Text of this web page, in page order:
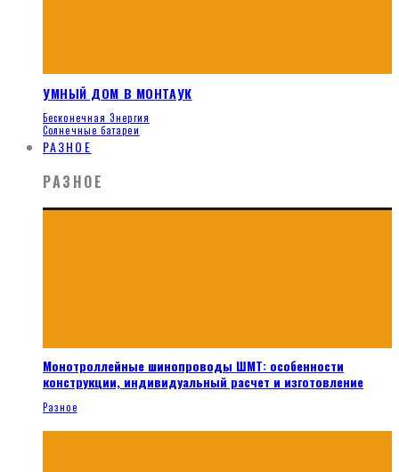
УМНЫЙ ДОМ В МОНТАУК
Бесконечная Энергия
Солнечные батареи
РАЗНОЕ
РАЗНОЕ
Монотроллейные шинопроводы ШМТ: особенности
конструкции, индивидуальный расчет и изготовление
Разное